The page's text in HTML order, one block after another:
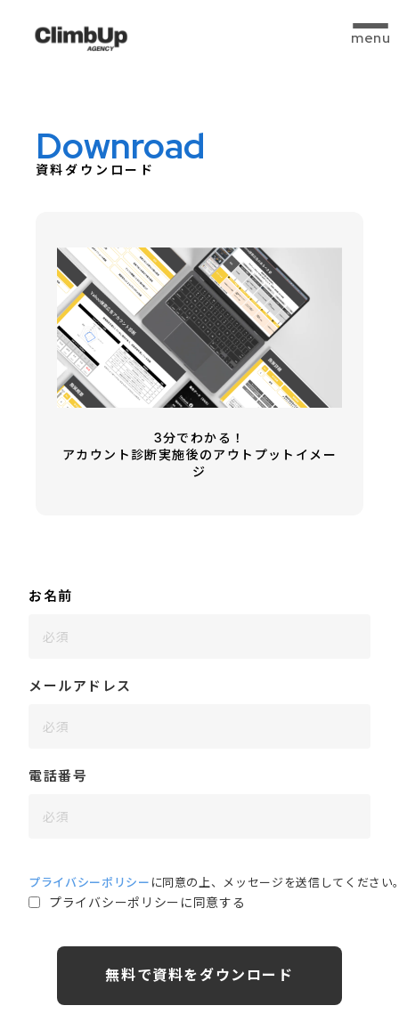
menu
Downroad
資料ダウンロード
3分でわかる！
アカウント診断実施後のアウトプットイメー
ジ
お名前
メールアドレス
電話番号
プライバシーポリシー に同意の上、メッセージを送信してください
プライバシーポリシーに同意する
無料で資料をダウンロード